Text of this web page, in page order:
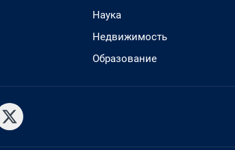
Наука
Недвижимость
Образование